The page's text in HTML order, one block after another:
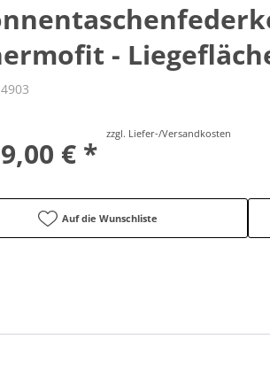
-
€ *
zzgl. Liefer-/Versandkosten
Auf die Wunschliste